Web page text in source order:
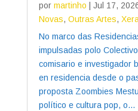
por martinho Jul 17,
Novas, Outras Artes,
No marco das
impulsadas polo
comisario e investigador
en residencia desde o
proposta Zoombies
político e cultura pop, o...